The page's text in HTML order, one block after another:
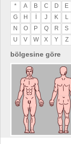
* A B C D E
G
H J K L
N
O P Q R S
U
V W X Y Z
bölgesine göre